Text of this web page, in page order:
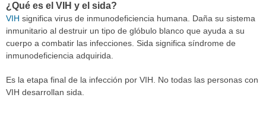
¿Qué es el VIH y el sida?
VIH significa virus de inmunodeficiencia humana. Daña su sistema
inmunitario al destruir un tipo de glóbulo blanco que ayuda a su
cuerpo a combatir las infecciones. Sida significa síndrome de
inmunodeficiencia adquirida.
Es la etapa final de la infección por VIH. No todas las personas con
VIH desarrollan sida.